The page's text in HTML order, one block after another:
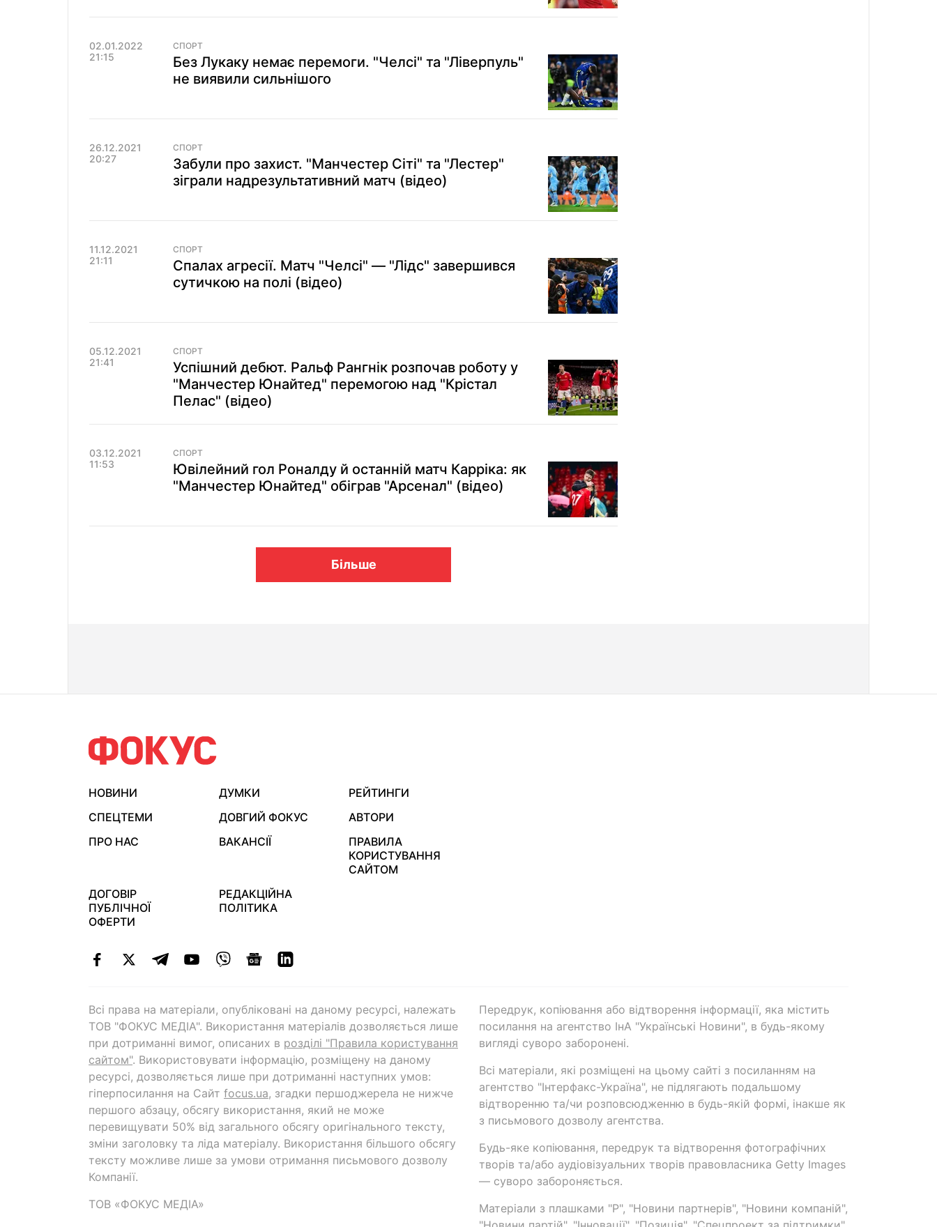
02.01.2022
21:15
СПОРТ
Без Лукаку немає перемоги. "Челсі" та "Ліверпуль"
не виявили сильнішого
26.12.2021
20:27
СПОРТ
Забули про захист. "Манчестер Сіті" та "Лестер"
зіграли надрезультативний матч (відео)
11.12.2021
21:11
СПОРТ
Спалах агресії. Матч "Челсі" — "Лідс" завершився
сутичкою на полі (відео)
05.12.2021
21:41
СПОРТ
Успішний дебют. Ральф Рангнік розпочав роботу у
"Манчестер Юнайтед" перемогою над "Крістал
Пелас" (відео)
03.12.2021
11:53
СПОРТ
Ювілейний гол Роналду й останній матч Карріка: як
"Манчестер Юнайтед" обіграв "Арсенал" (відео)
Більше
НОВИНИ ДУМКИ
РЕЙТИНГИ
СПЕЦТЕМИ
ДОВГИЙ ФОКУС
АВТОРИ
ПРО НАС
ВАКАНСІЇ
ПРАВИЛА
КОРИСТУВАННЯ
САЙТОМ
ДОГОВІР
ПУБЛІЧНОЇ
ОФЕРТИ
РЕДАКЦІЙНА
ПОЛІТИКА
Всі права на матеріали, опубліковані на даному ресурсі, належать
ТОВ "ФОКУС МЕДІА". Використання матеріалів дозволяється лише
при дотриманні вимог, описаних в розділі "Правила користування
сайтом". Використовувати інформацію, розміщену на даному
ресурсі, дозволяється лише при дотриманні наступних умов:
гіперпосилання на Cайт focus.ua, згадки першоджерела не нижче
першого абзацу, обсягу використання, який не може
перевищувати 50% від загального обсягу оригінального тексту,
зміни заголовку та ліда матеріалу. Використання більшого обсягу
тексту можливе лише за умови отримання письмового дозволу
Компанії.
ТОВ «ФОКУС МЕДІА»
Передрук, копіювання або відтворення інформації, яка містить
посилання на агентство ІнА "Українські Новини", в будь-якому
вигляді суворо заборонені.
Всі матеріали, які розміщені на цьому сайті з посиланням на
агентство "Інтерфакс-Україна", не підлягають подальшому
відтворенню та/чи розповсюдженню в будь-якій формі, інакше як
з письмового дозволу агентства.
Будь-яке копіювання, передрук та відтворення фотографічних
творів та/або аудіовізуальних творів правовласника Getty Images
— суворо забороняється.
Матеріали з плашками "Р", "Новини партнерів", "Новини компаній",